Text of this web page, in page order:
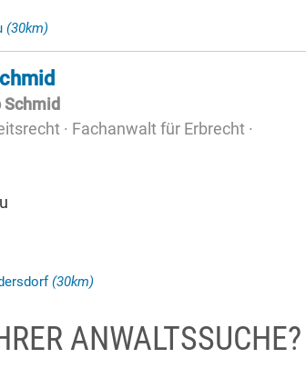
(30km)
· Fachanwalt für Erbrecht ·
(30km)
ANWALTSSUCHE?